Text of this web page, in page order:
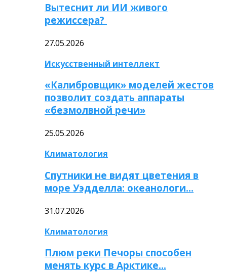
Вытеснит ли ИИ живого
режиссера?
27.05.2026
Искусственный интеллект
«Калибровщик» моделей жестов
позволит создать аппараты
«безмолвной речи»
25.05.2026
Климатология
Спутники не видят цветения в
море Уэдделла: океанологи…
31.07.2026
Климатология
Плюм реки Печоры способен
менять курс в Арктике…